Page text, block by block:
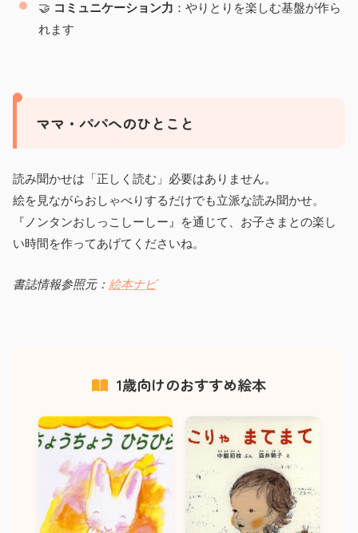
🤝 コミュニケーション力 ：やりとりを楽しむ基盤が作ら
れます
ママ・パパへのひとこと
読み聞かせは「正しく読む」必要はありません。
絵を見ながらおしゃべりするだけでも立派な読み聞かせ。
『ノンタンおしっこしーしー』を通じて、お子さまとの楽し
い時間を作ってあげてくださいね。
書誌情報参照元： 絵本ナビ
1歳向けのおすすめ絵本